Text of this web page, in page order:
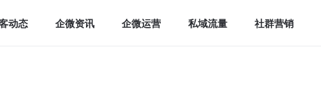
动态 企微资讯 企微运营 私域流量 社群营销